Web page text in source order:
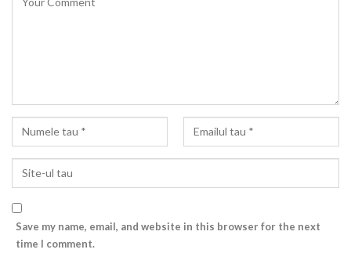
Save my name, email, and website in this browser for the next
time I comment.